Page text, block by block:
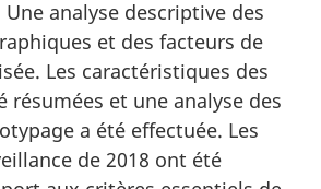
Une analyse descriptive des
et des facteurs de
Les caractéristiques des
résumées et une analyse des
a été effectuée. Les
de 2018 ont été